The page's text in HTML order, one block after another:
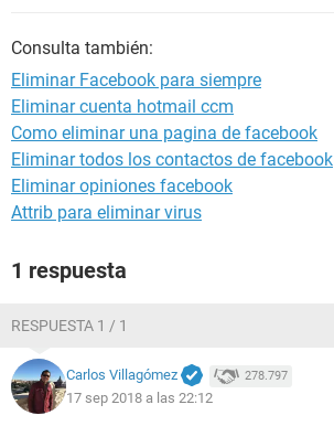
Consulta también:
Eliminar Facebook para siempre
Eliminar cuenta hotmail ccm
Como eliminar una pagina de facebook
Eliminar todos los contactos de facebook
Eliminar opiniones facebook
Attrib para eliminar virus
1 respuesta
RESPUESTA 1 / 1
Carlos Villagómez 278.797
17 sep 2018 a las 22:12